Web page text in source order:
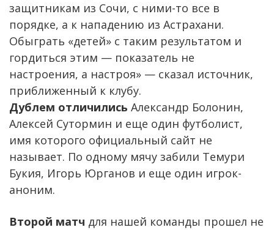
защитникам из Сочи, с ними-то все в
порядке, а к нападению из Астрахани.
Обыграть «детей» с таким результатом и
гордиться этим — показатель не
настроения, а настроя» — сказал источник,
приближенный к клубу.
Дублем отличились Александр Болонин,
Алексей Сутормин и еще один футболист,
имя которого официальный сайт не
называет. По одному мячу забили Темури
Букия, Игорь Юрганов и еще один игрок-
аноним.
Второй матч для нашей команды прошел не